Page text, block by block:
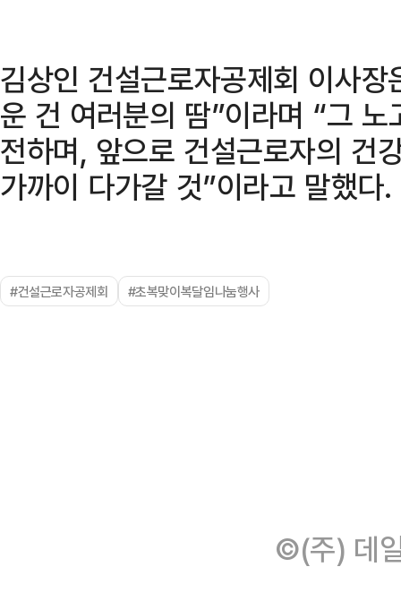
김상인 건설근로자공제회 이사
운 건 여러분의 땀”이라며 “그
전하며, 앞으로 건설근로자의 건
가까이 다가갈 것”이라고 말했다.
#건설근로자공제회 #초복맞이복달임나눔행사
©(주) 데